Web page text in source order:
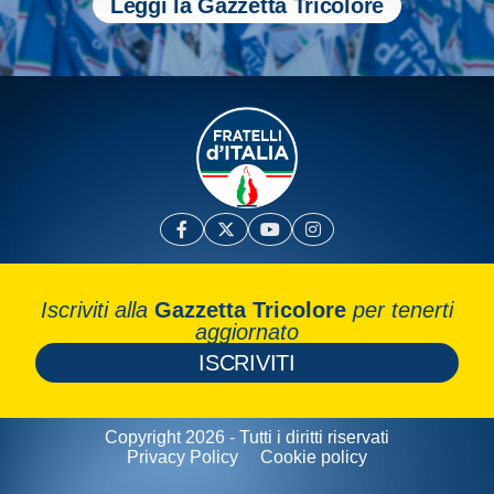
Leggi la Gazzetta Tricolore
Iscriviti alla Gazzetta Tricolore per tenerti
aggiornato
ISCRIVITI
Copyright 2026 - Tutti i diritti riservati
Privacy Policy
Cookie policy